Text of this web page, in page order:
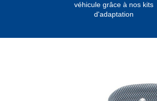
véhicule grâce à nos kits
d'adaptation